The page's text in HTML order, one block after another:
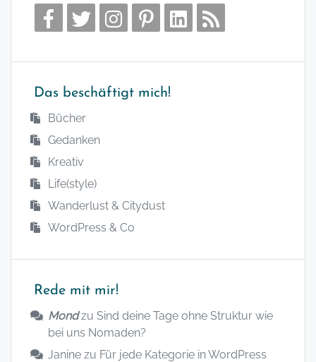
Das beschäftigt mich!
Bücher
Gedanken
Kreativ
Life(style)
Wanderlust & Citydust
WordPress & Co
Rede mit mir!
Mondzu Sind deine Tage ohne Struktur wie
bei uns Nomaden?
Janine zu Für jede Kategorie in WordPress